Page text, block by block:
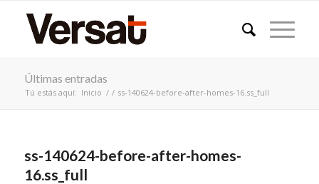
Últimas entradas
Tú estás aquí: Inicio / / ss-140624-before-after-homes-16.ss_full
ss-140624-before-after-homes-
16.ss_full